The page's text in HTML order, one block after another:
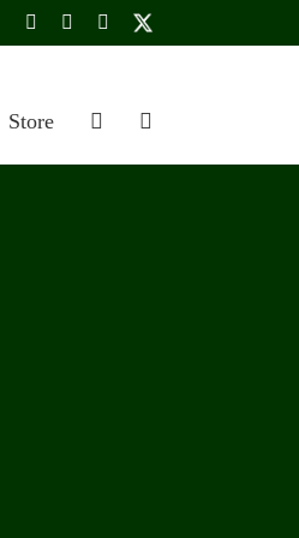
InstagramYouTubeLinkedIn
Benutzerdefiniert
Store